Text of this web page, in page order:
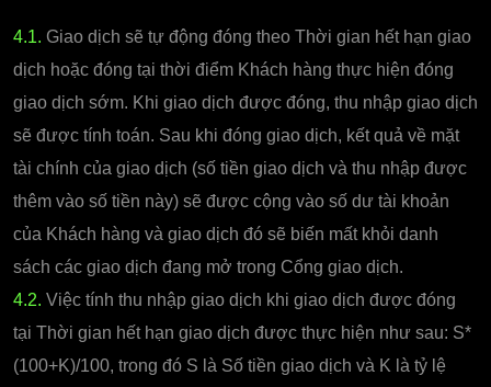
4.1. Giao dịch sẽ tự động đóng theo Thời gian hết hạn giao
dịch hoặc đóng tại thời điểm Khách hàng thực hiện đóng
giao dịch sớm. Khi giao dịch được đóng, thu nhập giao dịch
sẽ được tính toán. Sau khi đóng giao dịch, kết quả về mặt
tài chính của giao dịch (số tiền giao dịch và thu nhập được
thêm vào số tiền này) sẽ được cộng vào số dư tài khoản
của Khách hàng và giao dịch đó sẽ biến mất khỏi danh
sách các giao dịch đang mở trong Cổng giao dịch.
4.2. Việc tính thu nhập giao dịch khi giao dịch được đóng
tại Thời gian hết hạn giao dịch được thực hiện như sau: S*
(100+K)/100, trong đó S là Số tiền giao dịch và K là tỷ lệ